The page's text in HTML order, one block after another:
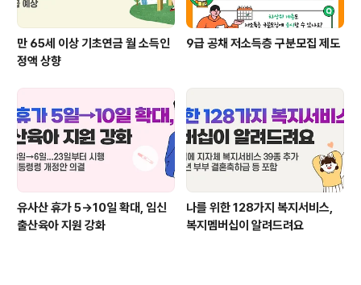
만 65세 이상 기초연금 월 소득인
정액 상향
9급 공채 저소득층 구분모집 제도
유사산 휴가 5→10일 확대, 임신
출산육아 지원 강화
나를 위한 128가지 복지서비스,
복지멤버십이 알려드려요